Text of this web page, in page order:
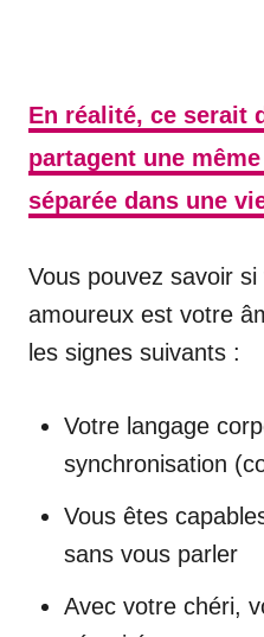
En réalité, ce serait
partagent une
séparée dans une
Vous pouvez savoir
amoureux est votre
les signes suivants :
Votre langage
synchronisation
Vous êtes
sans vous parler
Avec votre chéri,